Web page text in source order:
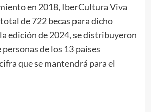
en 2018, IberCultura Viva
de 722 becas para dicho
edición de 2024, se distribuyeron
de los 13 países
que se mantendrá para el